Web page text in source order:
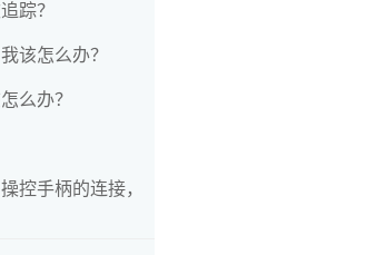
踪？
该怎么办？
么办？
控手柄的连接，